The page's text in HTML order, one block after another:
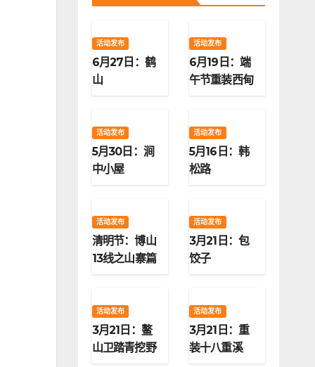
活动发布
6月27日：鹤
山
活动发布
6月19日：端
午节重装西甸
活动发布
5月30日：涧
中小屋
活动发布
5月16日：韩
松路
活动发布
清明节：博山
13线之山寨篇
活动发布
3月21日：包
饺子
活动发布
3月21日：鳌
山卫踏青挖野
活动发布
3月21日：重
装十八重溪